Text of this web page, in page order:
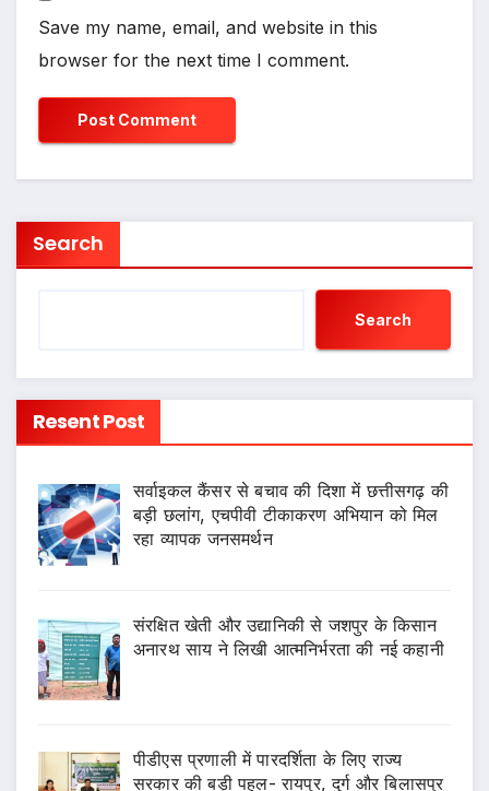
Save my name, email, and website in this
browser for the next time I comment.
Search
Search
Resent Post
सर्वाइकल कैंसर से बचाव की दिशा में छत्तीसगढ़ की
बड़ी छलांग, एचपीवी टीकाकरण अभियान को मिल
रहा व्यापक जनसमर्थन
संरक्षित खेती और उद्यानिकी से जशपुर के किसान
अनारथ साय ने लिखी आत्मनिर्भरता की नई कहानी
पीडीएस प्रणाली में पारदर्शिता के लिए राज्य
सरकार की बड़ी पहल- रायपुर, दुर्ग और बिलासपुर